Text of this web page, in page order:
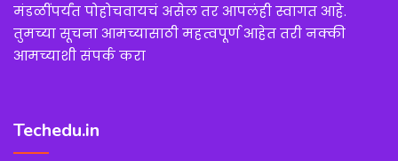
मंडळींपर्यंत पोहोचवायचं असेल तर आपलंही स्वागत आहे.
तुमच्या सूचना आमच्यासाठी महत्वपूर्ण आहेत तरी नक्की
आमच्याशी संपर्क करा
Techedu.in